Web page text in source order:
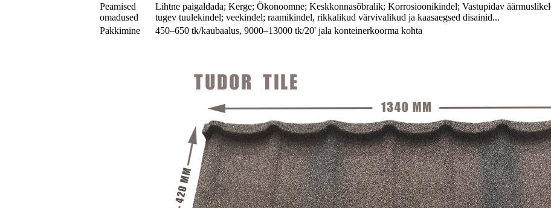
Peamised
omadused
Lihtne paigaldada; Kerge; Ökonoomne; Keskkonnasõbralik; Korrosioonikindel; Vastupidav
tugev tuulekindel; veekindel; raamikindel, rikkalikud värvivalikud ja kaasaegsed disainid...
Pakkimine
450–650 tk/kaubaalus, 9000–13000 tk/20' jala konteinerkoorma kohta